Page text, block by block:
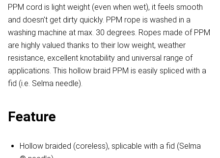
PPM cord is light weight (even when wet), it feels smooth
and doesn't get dirty quickly. PPM rope is washed in a
washing machine at max. 30 degrees. Ropes made of PPM
are highly valued thanks to their low weight, weather
resistance, excellent knotability and universal range of
applications. This hollow braid PPM is easily spliced with a
fid (i.e. Selma needle).
Feature
Hollow braided (coreless), splicable with a fid (Selma